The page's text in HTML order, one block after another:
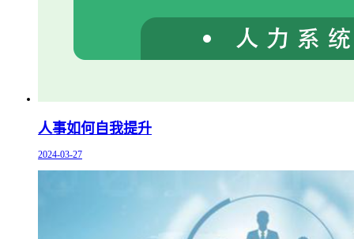
人事如何自我提升
2024-03-27